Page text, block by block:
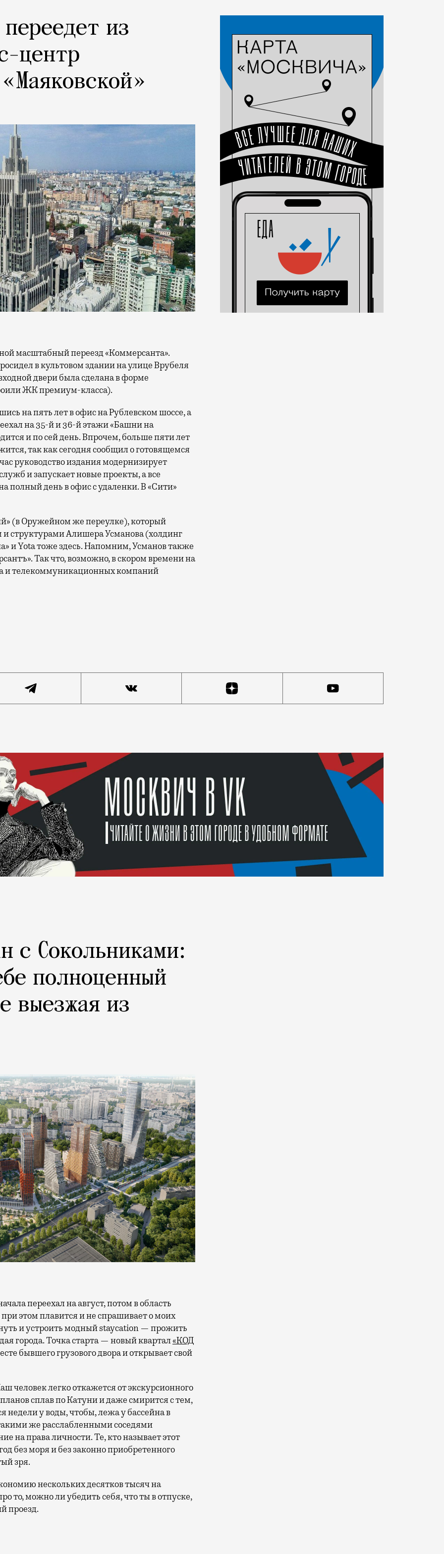
из
центр
в культовом здании на улице Врубеля
двери была сделана в форме
ЖК премиум-класса).
на пять лет в офис на Рублевском шоссе, а
на 35-й и 36-й этажи «Башни на
и по сей день.Впрочем, больше пяти лет
так как сегодня сообщил о готовящемся
руководство издания модернизирует
и запускает новые проекты, а все
полный день в офис с удаленки. В «Сити»
(в Оружейном же переулке), который
структурами Алишера Усманова (холдинг
и Yota тоже здесь. Напомним, Усманов также
Так что, возможно, в скором времени на
и телекоммуникационных компаний
переезд «Коммерсанта». Дольше всего издательский дом просидел в культовом здании на
с Сокольниками:
полноценный
выезжая из
этом плавится и не спрашивает о моих
и устроить модный staycation — прожить
города. Точка старта — новый квартал«КОД
бывшего грузового двора и открывает свой
легко откажется от экскурсионного
сплав по Катуни и даже смирится с тем,
у воды, чтобы, лежа у бассейна в
же расслабленными соседями
на права личности. Те, кто называет этот
без моря и без законно приобретенного
зря.
нескольких десятков тысяч на
то, можно ли убедить себя, что ты в отпуске,
проезд.